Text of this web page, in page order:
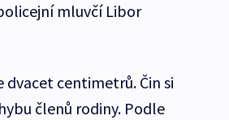
mluvčí Libor
dvacet centimetrů. Čin si
členů rodiny. Podle